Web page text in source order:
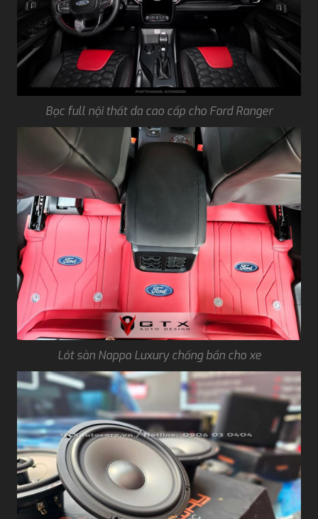
Bọc full nội thất da cao cấp cho Ford Ranger
Lót sàn Nappa Luxury chống bẩn cho xe